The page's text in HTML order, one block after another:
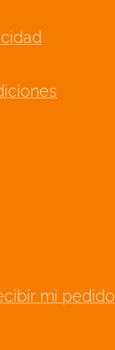
mi pedido